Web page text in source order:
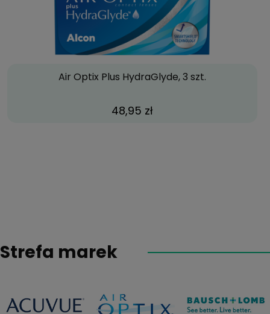
Air Optix Plus HydraGlyde, 3 szt.
48,95 zł
Strefa marek